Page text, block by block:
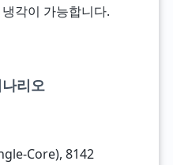
각이 가능합니다.
리오
Core), 8142